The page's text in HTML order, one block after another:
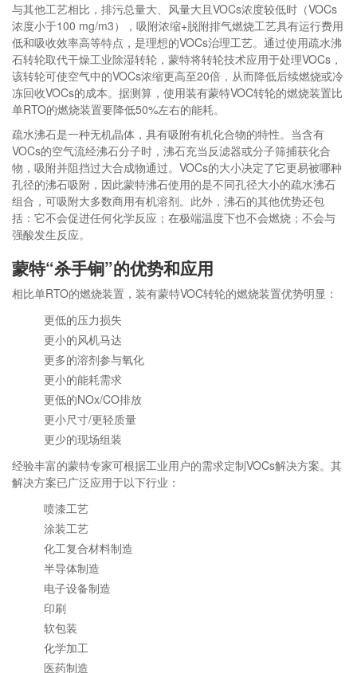
与其他工艺相比，排污总量大、风量大且VOCs浓度较低时（VOCs
浓度小于100 mg/m3），吸附浓缩+脱附排气燃烧工艺具有运行费用
低和吸收效率高等特点，是理想的VOCs治理工艺。通过使用疏水沸
石转轮取代干燥工业除湿转轮，蒙特将转轮技术应用于处理VOCs，
该转轮可使空气中的VOCs浓缩更高至20倍，从而降低后续燃烧或冷
冻回收VOCs的成本。据测算，使用装有蒙特VOC转轮的燃烧装置比
单RTO的燃烧装置要降低50%左右的能耗。
疏水沸石是一种无机晶体，具有吸附有机化合物的特性。当含有
VOCs的空气流经沸石分子时，沸石充当反滤器或分子筛捕获化合
物，吸附并阻挡过大合成物通过。VOCs的大小决定了它更易被哪种
孔径的沸石吸附，因此蒙特沸石使用的是不同孔径大小的疏水沸石
组合，可吸附大多数商用有机溶剂。此外，沸石的其他优势还包
括：它不会促进任何化学反应；在极端温度下也不会燃烧；不会与
强酸发生反应。
蒙特“杀手锏”的优势和应用
相比单RTO的燃烧装置，装有蒙特VOC转轮的燃烧装置优势明显：
更低的压力损失
更小的风机马达
更多的溶剂参与氧化
更小的能耗需求
更低的NOx/CO排放
更小尺寸/更轻质量
更少的现场组装
经验丰富的蒙特专家可根据工业用户的需求定制VOCs解决方案。其
解决方案已广泛应用于以下行业：
喷漆工艺
涂装工艺
化工复合材料制造
半导体制造
电子设备制造
印刷
软包装
化学加工
医药制造